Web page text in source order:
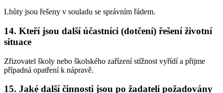
Lhůty jsou řešeny v souladu se správním řádem.
14. Kteří jsou další účastníci (dotčení) řešení životní
situace
Zřizovatel školy nebo školského zařízení stížnost vyřídí a přijme
případná opatření k nápravě.
15. Jaké další činnosti jsou po žadateli požadovány